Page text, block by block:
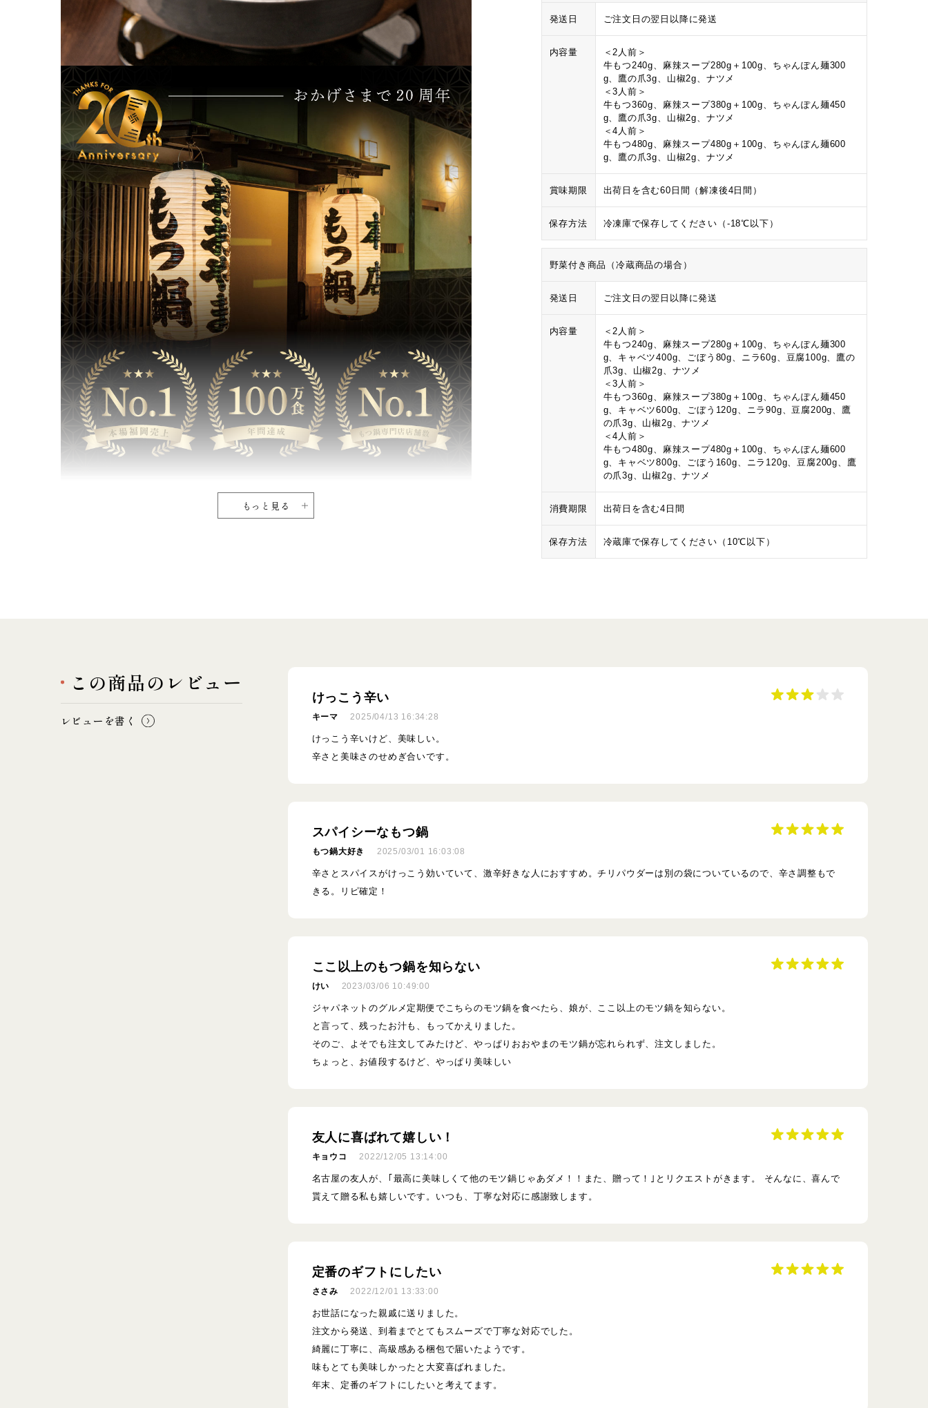
もっと見る
発送日 ご注文日の翌日以降に発送
内容量
＜2人前＞
牛もつ240g、麻辣スープ280g＋100g、ちゃんぽん麺300
g、鷹の爪3g、山椒2g、ナツメ
＜3人前＞
牛もつ360g、麻辣スープ380g＋100g、ちゃんぽん麺450
g、鷹の爪3g、山椒2g、ナツメ
＜4人前＞
牛もつ480g、麻辣スープ480g＋100g、ちゃんぽん麺600
g、鷹の爪3g、山椒2g、ナツメ
賞味期限 出荷日を含む60日間（解凍後4日間）
保存方法 冷凍庫で保存してください（-18℃以下）
野菜付き商品（冷蔵商品の場合）
発送日 ご注文日の翌日以降に発送
内容量
＜2人前＞
牛もつ240g、麻辣スープ280g＋100g、ちゃんぽん麺300
g、キャベツ400g、ごぼう80g、ニラ60g、豆腐100g、鷹の
爪3g、山椒2g、ナツメ
＜3人前＞
牛もつ360g、麻辣スープ380g＋100g、ちゃんぽん麺450
g、キャベツ600g、ごぼう120g、ニラ90g、豆腐200g、鷹
の爪3g、山椒2g、ナツメ
＜4人前＞
牛もつ480g、麻辣スープ480g＋100g、ちゃんぽん麺600
g、キャベツ800g、ごぼう160g、ニラ120g、豆腐200g、鷹
の爪3g、山椒2g、ナツメ
消費期限 出荷日を含む4日間
保存方法 冷蔵庫で保存してください（10℃以下）
この商品のレビュー
レビューを書く
けっこう辛い
キーマ 2025/04/13 16:34:28
けっこう辛いけど、美味しい。
辛さと美味さのせめぎ合いです。
スパイシーなもつ鍋
もつ鍋大好き 2025/03/01 16:03:08
辛さとスパイスがけっこう効いていて、激辛好きな人におすすめ。チリパウダーは別の袋についているので、辛さ調整もで
きる。リピ確定！
ここ以上のもつ鍋を知らない
けい 2023/03/06 10:49:00
ジャパネットのグルメ定期便でこちらのモツ鍋を食べたら、娘が、ここ以上のモツ鍋を知らない。
と言って、残ったお汁も、もってかえりました。
そのご、よそでも注文してみたけど、やっぱりおおやまのモツ鍋が忘れられず、注文しました。
ちょっと、お値段するけど、やっぱり美味しい
友人に喜ばれて嬉しい！
キョウコ 2022/12/05 13:14:00
名古屋の友人が、｢最高に美味しくて他のモツ鍋じゃあダメ！！また、贈って！｣とリクエストがきます。 そんなに、喜んで
貰えて贈る私も嬉しいです。いつも、丁寧な対応に感謝致します。
定番のギフトにしたい
ささみ 2022/12/01 13:33:00
お世話になった親戚に送りました。
注文から発送、到着までとてもスムーズで丁寧な対応でした。
綺麗に丁寧に、高級感ある梱包で届いたようです。
味もとても美味しかったと大変喜ばれました。
年末、定番のギフトにしたいと考えてます。